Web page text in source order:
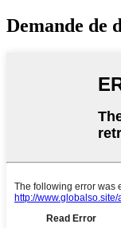
Demande de